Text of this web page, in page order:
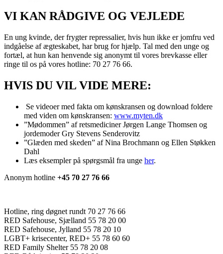
VI KAN RÅDGIVE OG VEJLEDE
En ung kvinde, der frygter repressalier, hvis hun ikke er jomfru ved
indgåelse af ægteskabet, har brug for hjælp. Tal med den unge og
fortæl, at hun kan henvende sig anonymt til vores brevkasse eller
ringe til os på vores hotline: 70 27 76 66.
HVIS DU VIL VIDE MERE:
Se videoer med fakta om kønskransen og download foldere
med viden om kønskransen: www.myten.dk
”Mødommen” af retsmediciner Jørgen Lange Thomsen og
jordemoder Gry Stevens Senderovitz
”Glæden med skeden” af Nina Brochmann og Ellen Støkken
Dahl
Læs eksempler på spørgsmål fra unge her.
Anonym hotline +45 70 27 76 66
Hotline, ring døgnet rundt 70 27 76 66
RED Safehouse, Sjælland 55 78 20 00
RED Safehouse, Jylland 55 78 20 10
LGBT+ krisecenter, RED+ 55 78 60 60
RED Family Shelter 55 78 20 08